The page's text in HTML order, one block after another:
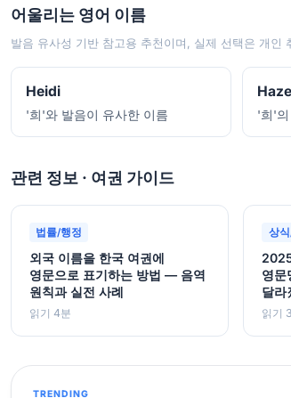
어울리는 영어 이름
발음 유사성 기반 참고용 추천이며, 실제 선택은 개인
Heidi
'희'와 발음이 유사한 이름 '희'의
관련 정보 · 여권 가이드
법률/행정
외국 이름을 한국 여권에
영문으로 표기하는 방법 — 음역
원칙과 실전 사례
읽기 4분
상
영문
달라
읽기
TRENDING